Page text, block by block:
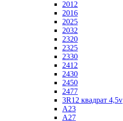
2012
2016
2025
2032
2320
2325
2330
2412
2430
2450
2477
3R12 квадрат 4,5v
A23
A27